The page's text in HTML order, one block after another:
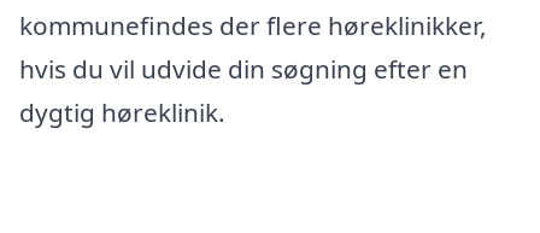
kommunefindes der flere høreklinikker,
hvis du vil udvide din søgning efter en
dygtig høreklinik.